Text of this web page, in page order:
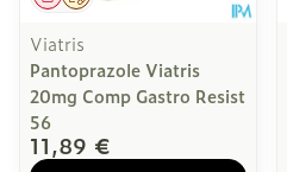
Viatris
Pantoprazole Viatris
20mg Comp Gastro Resist
56
11,89 €